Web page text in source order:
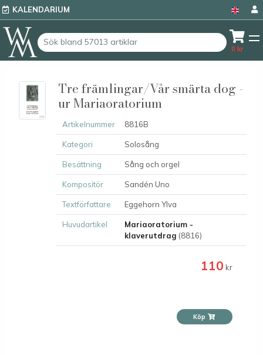
KALENDARIUM
0 kr
Tre främlingar/Vår smärta dog -
ur Mariaoratorium
Artikelnummer 8816B
Kategori Solosång
Besättning Sång och orgel
Kompositör Sandén Uno
Textförfattare Eggehorn Ylva
Huvudartikel
Mariaoratorium -
klaverutdrag (8816)
110 kr
Köp